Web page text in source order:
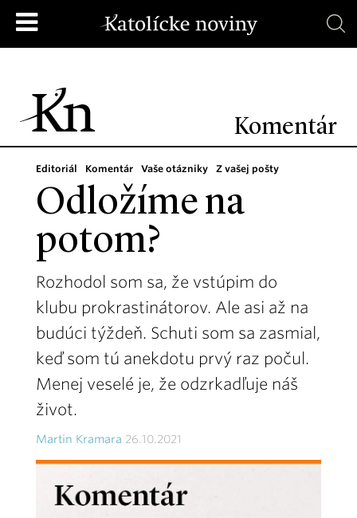
Komentár
Editoriál Komentár Vaše otázniky Z vašej pošty
Odložíme na
potom?
Rozhodol som sa, že vstúpim do
klubu prokrastinátorov. Ale asi až na
budúci týždeň. Schuti som sa zasmial,
keď som tú anekdotu prvý raz počul.
Menej veselé je, že odzrkadľuje náš
život.
Martin Kramara 26.10.2021